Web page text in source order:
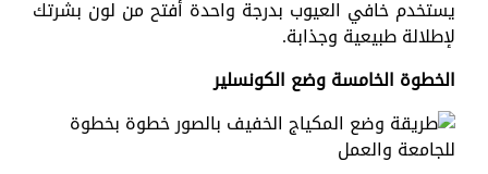
يستخدم خافي العيوب بدرجة واحدة أفتح من لون بشرتك
لإطلالة طبيعية وجذابة.
الخطوة الخامسة وضع الكونسلير